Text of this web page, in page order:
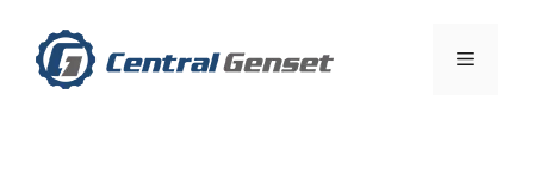
content
Menu